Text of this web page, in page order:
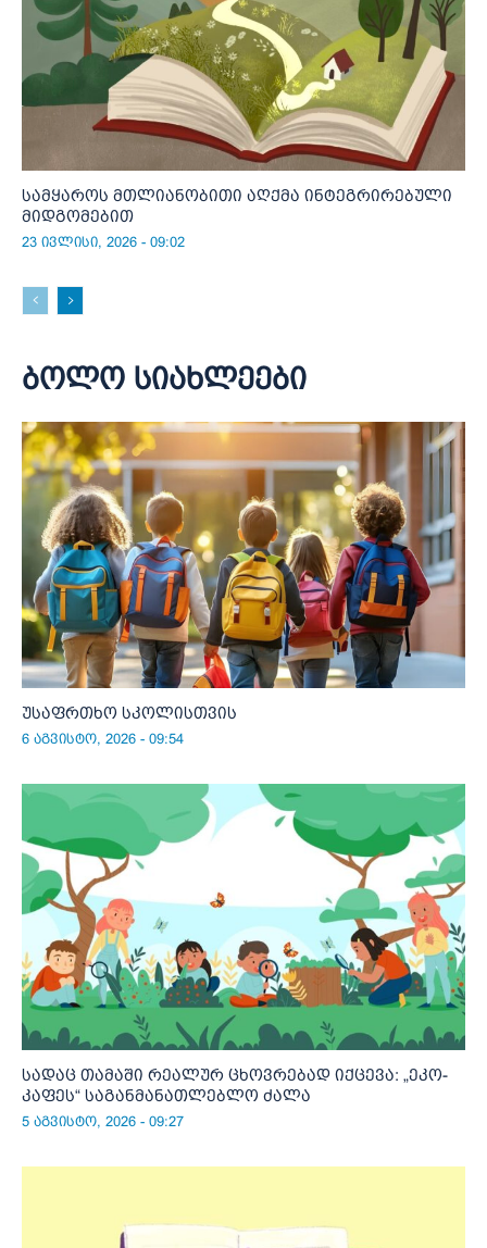
სამყაროს მთლიანობითი აღქმა ინტეგრირებული
მიდგომებით
23 ივლისი, 2026 - 09:02
ბოლო სიახლეები
უსაფრთხო სკოლისთვის
6 აგვისტო, 2026 - 09:54
სადაც თამაში რეალურ ცხოვრებად იქცევა: „ეკო-
კაფეს“ საგანმანათლებლო ძალა
5 აგვისტო, 2026 - 09:27